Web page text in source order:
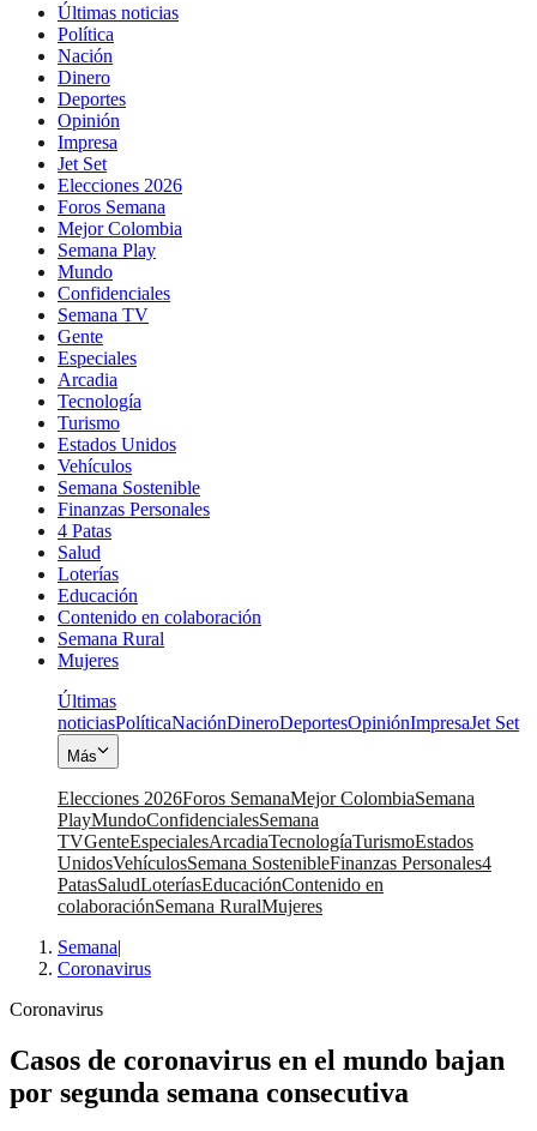
Últimas noticias
Política
Nación
Dinero
Deportes
Opinión
Impresa
Jet Set
Elecciones 2026
Foros Semana
Mejor Colombia
Semana Play
Mundo
Confidenciales
Semana TV
Gente
Especiales
Arcadia
Tecnología
Turismo
Estados Unidos
Vehículos
Semana Sostenible
Finanzas Personales
4 Patas
Salud
Loterías
Educación
Contenido en colaboración
Semana Rural
Mujeres
Últimas
noticiasPolíticaNaciónDineroDeportesOpiniónImpresaJet Set
Más
Elecciones 2026Foros SemanaMejor ColombiaSemana
PlayMundoConfidencialesSemana
TVGenteEspecialesArcadiaTecnologíaTurismoEstados
UnidosVehículosSemana SostenibleFinanzas Personales4
PatasSaludLoteríasEducaciónContenido en
colaboraciónSemana RuralMujeres
Semana|
Coronavirus
Coronavirus
Casos de coronavirus en el mundo bajan
por segunda semana consecutiva